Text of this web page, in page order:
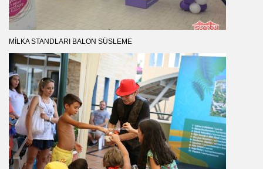
MILKA STANDLARI BALON SÜSLEME